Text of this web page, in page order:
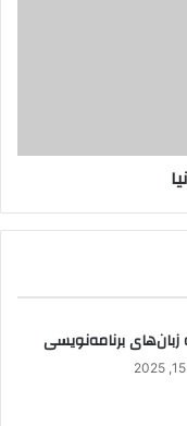
برنامه‌نویسی